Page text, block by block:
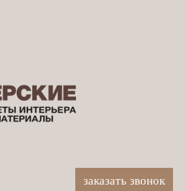
заказать звонок